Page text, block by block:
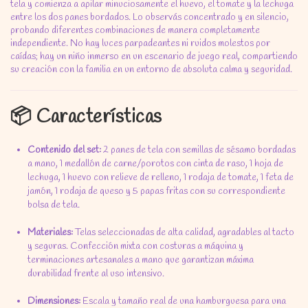
tela y comienza a apilar minuciosamente el huevo, el tomate y la lechuga
entre los dos panes bordados. Lo observás concentrado y en silencio,
probando diferentes combinaciones de manera completamente
independiente. No hay luces parpadeantes ni ruidos molestos por
caídas; hay un niño inmerso en un escenario de juego real, compartiendo
su creación con la familia en un entorno de absoluta calma y seguridad.
📦 Características
Contenido del set:2 panes de tela con semillas de sésamo bordadas
a mano, 1 medallón de carne/porotos con cinta de raso, 1 hoja de
lechuga, 1 huevo con relieve de relleno, 1 rodaja de tomate, 1 feta de
jamón, 1 rodaja de queso y 5 papas fritas con su correspondiente
bolsa de tela.
Materiales:Telas seleccionadas de alta calidad, agradables al tacto
y seguras. Confección mixta con costuras a máquina y
terminaciones artesanales a mano que garantizan máxima
durabilidad frente al uso intensivo.
Dimensiones: Escala y tamaño real de una hamburguesa para una